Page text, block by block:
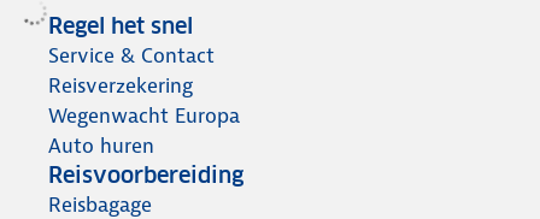
Regel het snel
Service & Contact
Reisverzekering
Wegenwacht Europa
Auto huren
Reisvoorbereiding
Reisbagage